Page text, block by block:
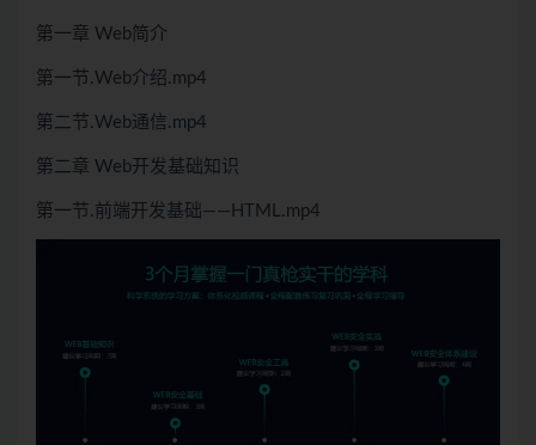
第一章 Web简介
第一节.Web介绍.mp4
第二节.Web通信.mp4
第二章 Web开发基础知识
第一节.前端开发基础——HTML.mp4